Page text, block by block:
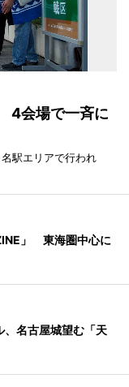
4会場で一斉に
駅エリアで行われ
」 東海圏中心に
、名古屋城望む「天